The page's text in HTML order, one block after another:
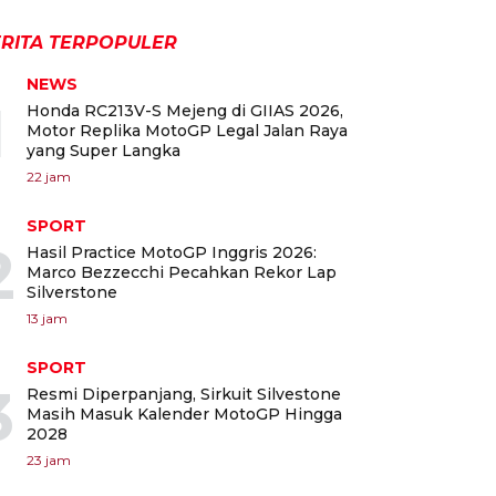
TERPOPULER
NEWS
Honda RC213V-S Mejeng di GIIAS 2026,
Motor Replika MotoGP Legal Jalan Raya
yang Super Langka
22 jam
SPORT
Hasil Practice MotoGP Inggris 2026:
Marco Bezzecchi Pecahkan Rekor Lap
Silverstone
13 jam
SPORT
Resmi Diperpanjang, Sirkuit Silvestone
Masih Masuk Kalender MotoGP Hingga
2028
23 jam